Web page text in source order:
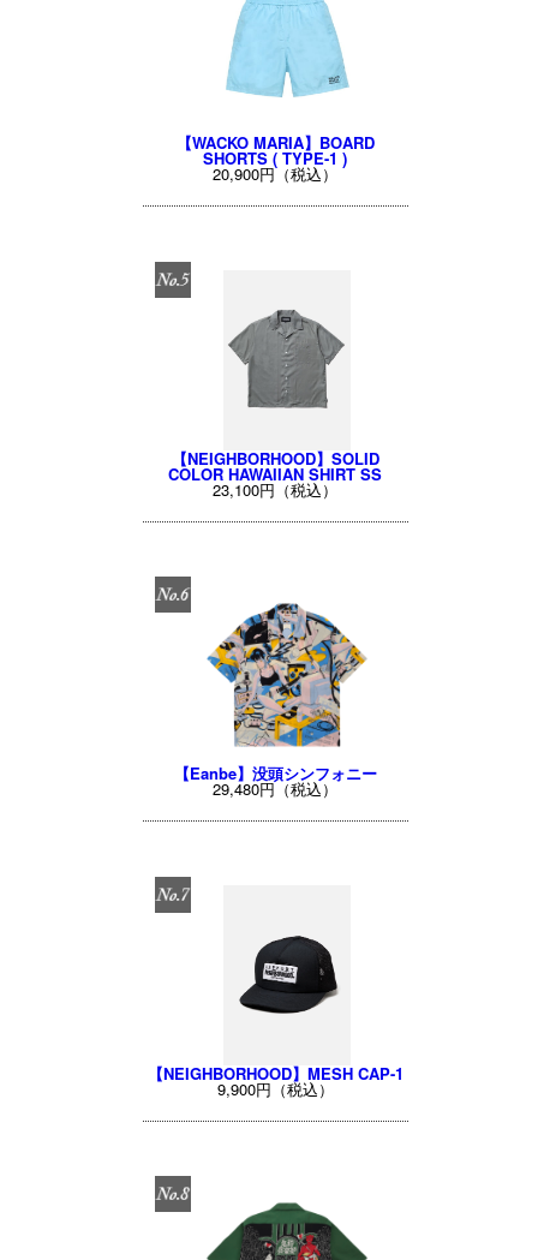
【WACKO MARIA】BOARD
SHORTS ( TYPE-1 )
20,900円（税込）
【NEIGHBORHOOD】SOLID
COLOR HAWAIIAN SHIRT SS
23,100円（税込）
【Eanbe】没頭シンフォニー
29,480円（税込）
【NEIGHBORHOOD】MESH CAP-1
9,900円（税込）